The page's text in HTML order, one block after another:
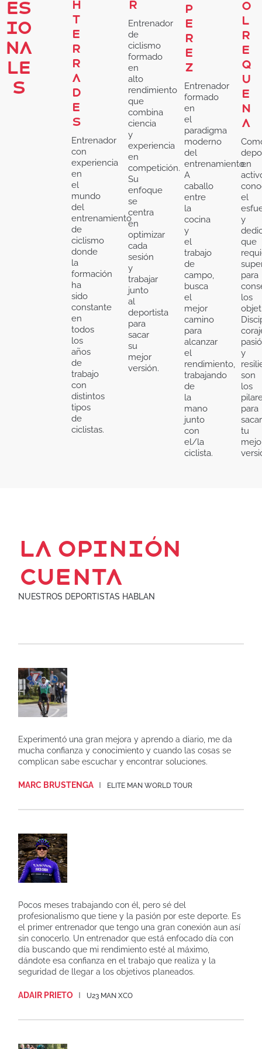
ES
IO
NA
LE
S
h
T
e
r
r
a
d
e
s
Entrenador
con
experiencia
en
el
mundo
del
entrenamiento
de
ciclismo
donde
la
formación
ha
sido
constante
en
todos
los
años
de
trabajo
con
distintos
tipos
de
ciclistas.
r
Entrenador
de
ciclismo
formado
en
alto
rendimiento
que
combina
ciencia
y
experiencia
en
competición.
Su
enfoque
se
centra
en
optimizar
cada
sesión
y
trabajar
junto
al
deportista
para
sacar
su
mejor
versión.
P
e
r
e
z
Entrenador
formado
en
el
paradigma
moderno
del
entrenamiento.
A
caballo
entre
la
cocina
y
el
trabajo
de
campo,
busca
el
mejor
camino
para
alcanzar
el
rendimiento,
trabajando
de
la
mano
junto
con
el/la
ciclista.
o
l
R
e
q
u
e
n
a
en
el
y
que
para
los
y
son
los
para
sacar
tu
La opinión
cuenta
NUESTROS DEPORTISTAS HABLAN
Experimentó una gran mejora y aprendo a diario, me da
mucha confianza y conocimiento y cuando las cosas se
complican sabe escuchar y encontrar soluciones.
MARC BRUSTENGA ELITE MAN WORLD TOUR
Pocos meses trabajando con él, pero sé del
profesionalismo que tiene y la pasión por este deporte. Es
el primer entrenador que tengo una gran conexión aun así
sin conocerlo. Un entrenador que está enfocado día con
día buscando que mi rendimiento esté al máximo,
dándote esa confianza en el trabajo que realiza y la
seguridad de llegar a los objetivos planeados.
ADAIR PRIETO U23 MAN XCO